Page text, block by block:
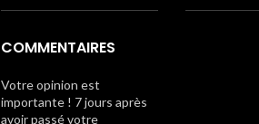
COMMENTAIRES
Votre opinion est
importante ! 7 jours après
avoir passé votre